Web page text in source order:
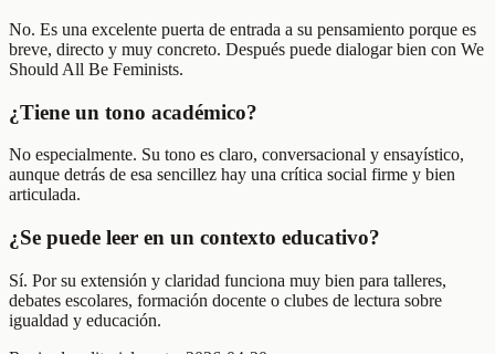
No. Es una excelente puerta de entrada a su pensamiento porque es
breve, directo y muy concreto. Después puede dialogar bien con We
Should All Be Feminists.
¿Tiene un tono académico?
No especialmente. Su tono es claro, conversacional y ensayístico,
aunque detrás de esa sencillez hay una crítica social firme y bien
articulada.
¿Se puede leer en un contexto educativo?
Sí. Por su extensión y claridad funciona muy bien para talleres,
debates escolares, formación docente o clubes de lectura sobre
igualdad y educación.